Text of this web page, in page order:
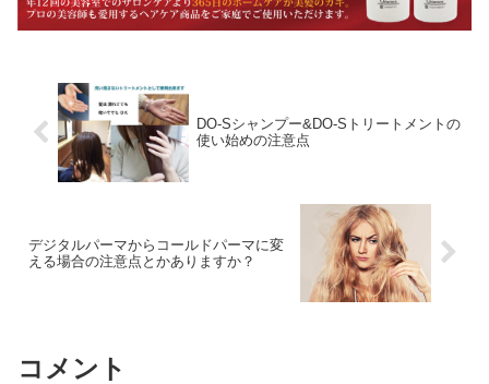
DO-Sシャンプー&DO-Sトリートメントの
使い始めの注意点
デジタルパーマからコールドパーマに変
える場合の注意点とかありますか？
コメント